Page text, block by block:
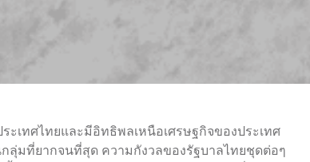
ะเทศไทยและมีอิทธิพลเหนือเศรษฐกิจของประเทศ
ลุ่มที่ยากจนที่สุด ความกังวลของรัฐบาลไทยชุดต่อๆ